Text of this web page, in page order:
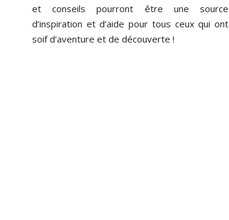
et conseils pourront être une source
d’inspiration et d’aide pour tous ceux qui ont
soif d’aventure et de découverte !